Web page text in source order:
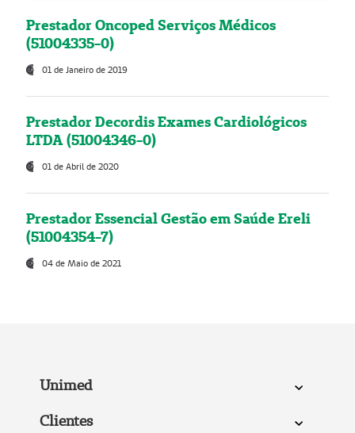
Prestador Oncoped Serviços Médicos
(51004335-0)
01 de Janeiro de 2019
Prestador Decordis Exames Cardiológicos
LTDA (51004346-0)
01 de Abril de 2020
Prestador Essencial Gestão em Saúde Ereli
(51004354-7)
04 de Maio de 2021
Unimed
Clientes